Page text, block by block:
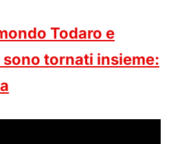
Todaro e
tornati insieme: